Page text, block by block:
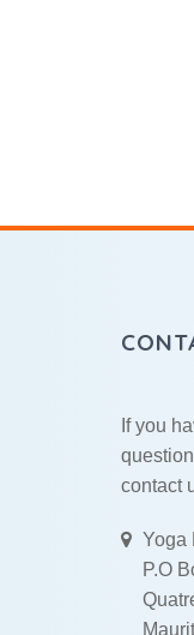
If you
contact
Yoga
P.O